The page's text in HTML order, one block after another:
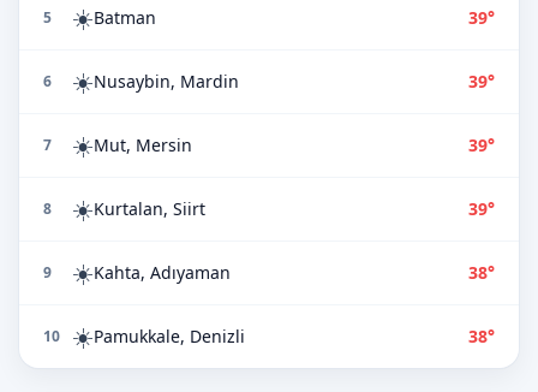
5 ☀️Batman 39°
6 ☀️Nusaybin, Mardin 39°
7 ☀️Mut, Mersin 39°
8 ☀️Kurtalan, Siirt 39°
9 ☀️Kahta, Adıyaman 38°
10 ☀️Pamukkale, Denizli 38°